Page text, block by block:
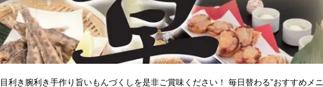
利き腕利き手作り旨いもんづくしを是非ご賞味ください！ 毎日替わる”おすすめメニ